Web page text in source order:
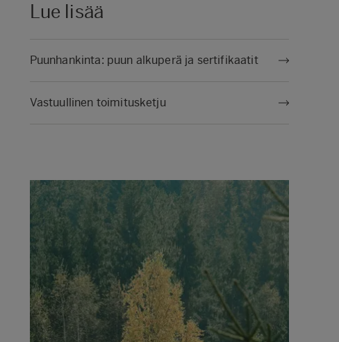
Lue lisää
Puunhankinta: puun alkuperä ja sertifikaatit
Vastuullinen toimitusketju